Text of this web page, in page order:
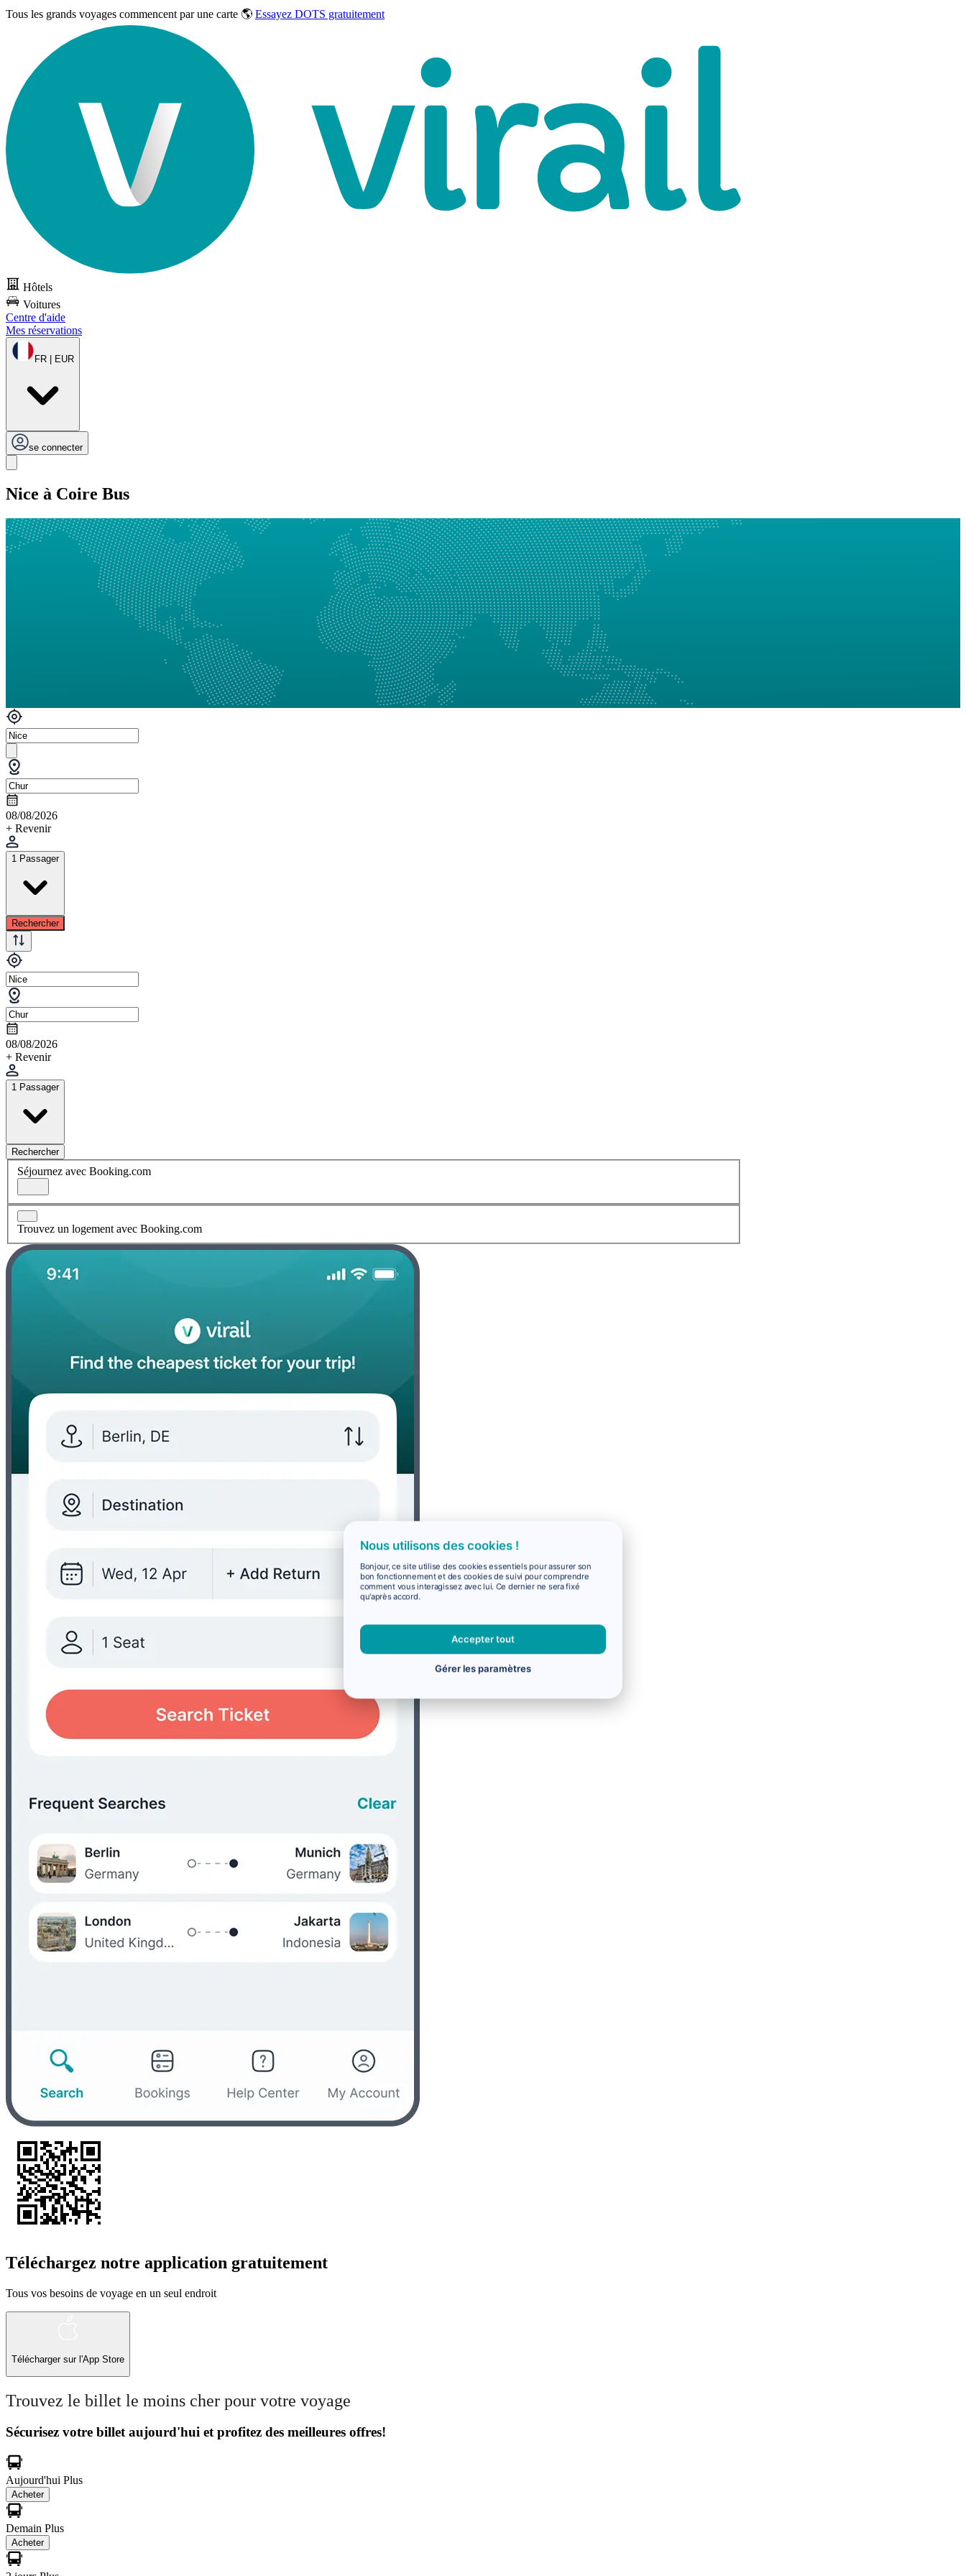
Tous les grands voyages commencent par une carte 🌎 Essayez DOTS gratuitement
Hôtels
Voitures
Centre d'aide
Mes réservations
FR | EUR
se connecter
Nice à Coire Bus
08/08/2026
+ Revenir
1 Passager
Rechercher
08/08/2026
+ Revenir
1 Passager
Rechercher
Séjournez avec Booking.com
Trouvez un logement avec Booking.com
Téléchargez notre application gratuitement
Tous vos besoins de voyage en un seul endroit
Télécharger sur l'App Store
Trouvez le billet le moins cher pour votre voyage
Sécurisez votre billet aujourd'hui et profitez des meilleures offres!
Aujourd'hui Plus
Acheter
Demain Plus
Acheter
Nous utilisons des cookies !
Bonjour, ce site utilise des cookies essentiels pour assurer son
bon fonctionnement et des cookies de suivi pour comprendre
comment vous interagissez avec lui. Ce dernier ne sera fixé
qu'après accord.
Accepter tout
Gérer les paramètres